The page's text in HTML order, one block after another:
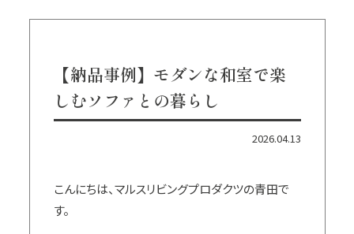
【納品事例】モダンな和室で楽
しむソファとの暮らし
2026.04.13
こんにちは、マルスリビングプロダクツの青田で
す。